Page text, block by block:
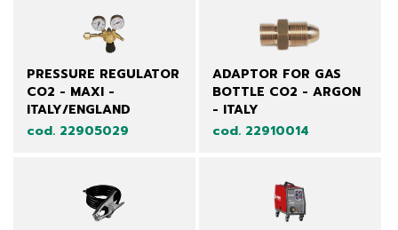
PRESSURE REGULATOR
CO2 - MAXI -
ITALY/ENGLAND
cod. 22905029
ADAPTOR FOR GAS
BOTTLE CO2 - ARGON
- ITALY
cod. 22910014